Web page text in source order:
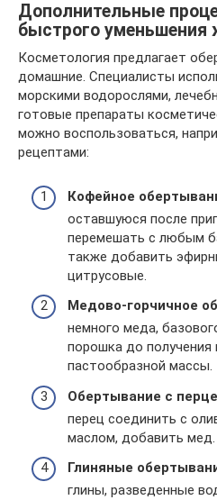
Дополнительные
быстрого уменьшения
Косметология предлагает
домашние. Специалисты
морскими водорослями,
готовые препараты
можно воспользоваться,
рецептами:
Кофейное
оставшуюся после
перемешать с любым
также добавить
цитрусовые.
Медово-горчичное
немного меда,
порошка до получения
пастообразной массы.
Обертывание с
перец соединить с
маслом, добавить мед.
Глиняные
глины, разведенные